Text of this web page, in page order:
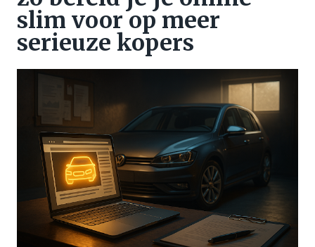
slim voor op meer
serieuze kopers